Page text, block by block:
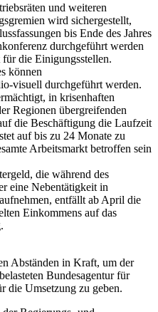
und weiteren
wird sichergestellt,
bis Ende des Jahres
durchgeführt werden
die Einigungsstellen.
können
visuell durchgeführt werden.
in krisenhaften
Regionen übergreifenden
die Beschäftigung die Laufzeit
auf bis zu 24 Monate zu
Arbeitsmarkt betroffen sein
die während des
eine Nebentätigkeit in
entfällt ab April die
Einkommens auf das
Abständen in Kraft, um der
Bundesagentur für
die Umsetzung zu geben.